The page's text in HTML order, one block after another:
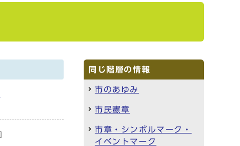
同じ階層の情報
市のあゆみ
市民憲章
市章・シンボルマーク・
イベントマーク